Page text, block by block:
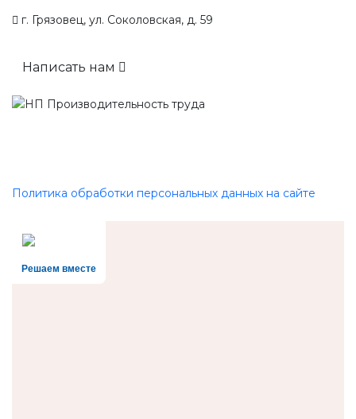
г. Грязовец, ул. Соколовская, д. 59
Написать нам
Политика обработки персональных данных на сайте
Решаем вместе